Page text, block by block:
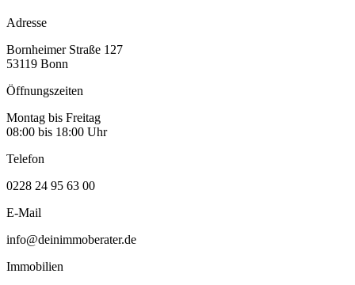
Adresse
Bornheimer Straße 127
53119 Bonn
Öffnungszeiten
Montag bis Freitag
08:00 bis 18:00 Uhr
Telefon
0228 24 95 63 00
E-Mail
info@deinimmoberater.de
Immobilien